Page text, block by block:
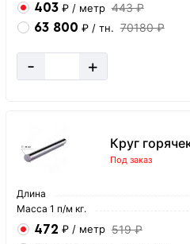
403 ₽ / метр 443 ₽
63 800 ₽ / тн. 70180 ₽
- +
Круг
Под заказ
Длина
Масса 1 п/м кг.
472 ₽ / метр 519 ₽